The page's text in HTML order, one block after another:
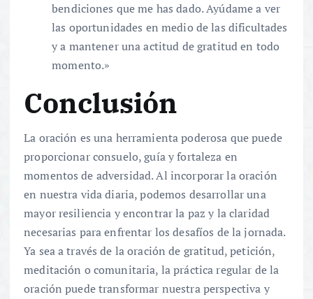
bendiciones que me has dado. Ayúdame a ver
las oportunidades en medio de las dificultades
y a mantener una actitud de gratitud en todo
momento.»
Conclusión
La oración es una herramienta poderosa que puede
proporcionar consuelo, guía y fortaleza en
momentos de adversidad. Al incorporar la oración
en nuestra vida diaria, podemos desarrollar una
mayor resiliencia y encontrar la paz y la claridad
necesarias para enfrentar los desafíos de la jornada.
Ya sea a través de la oración de gratitud, petición,
meditación o comunitaria, la práctica regular de la
oración puede transformar nuestra perspectiva y